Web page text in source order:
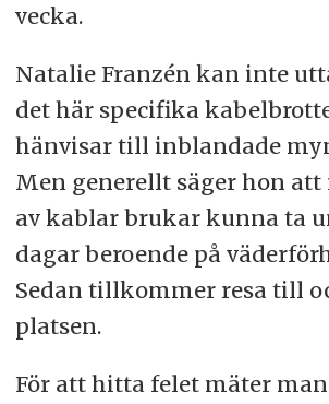
vecka.
Natalie Franzén kan inte
det här specifika
hänvisar till inblandade
Men generellt säger hon
av kablar brukar kunna ta
dagar beroende på
Sedan tillkommer resa till
platsen.
För att hitta felet mäter